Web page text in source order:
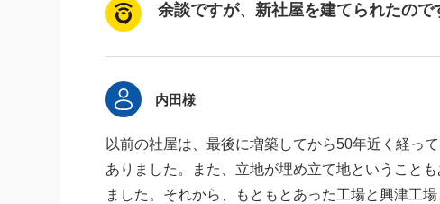
余談ですが、新社屋を建てられたので
内田様
以前の社屋は、最後に増築してから50年近く経っ
ありました。また、立地が埋め立て地ということ
ました。それから、もともとあった工場と興津工